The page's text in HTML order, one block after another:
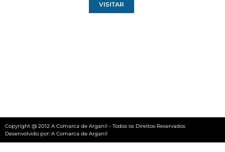
VISITAR
Copyright @ 2012 A Comarca de Arganil - Todos os Direitos Reservados
Desenvolvido por: A Comarca de Arganil